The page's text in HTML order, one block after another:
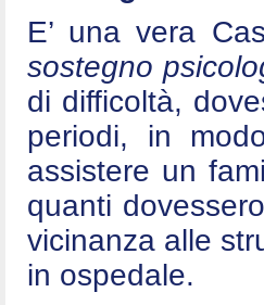
E’ una vera
sostegno
di difficoltà,
periodi, in
assistere un
quanti
vicinanza alle
in ospedale.